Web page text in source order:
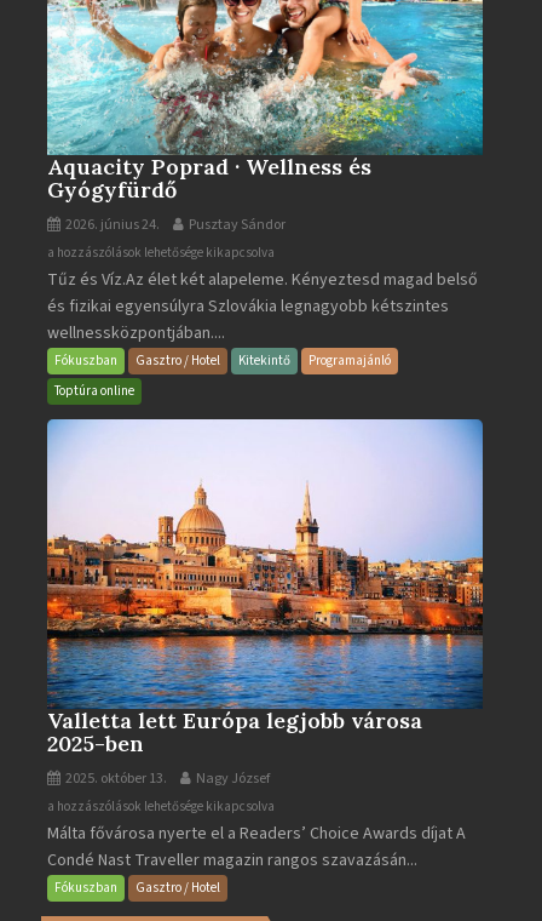
Aquacity Poprad · Wellness és
Gyógyfürdő
2026. június 24. Pusztay Sándor
Aquacity
Poprad
·
Wellness
és
Gyógyfürdő
a hozzászólások lehetősége kikapcsolva
Tűz és Víz.Az élet két alapeleme. Kényeztesd magad belső
és fizikai egyensúlyra Szlovákia legnagyobb kétszintes
wellnessközpontjában....
Fókuszban Gasztro / Hotel Kitekintő
Programajánló
Toptúra online
Valletta lett Európa legjobb városa
2025-ben
2025. október 13. Nagy József
Valletta
lett
Európa
legjobb
városa
a hozzászólások lehetősége kikapcsolva
Málta fővárosa nyerte el a Readers’ Choice Awards díjat A
Condé Nast Traveller magazin rangos szavazásán...
Fókuszban Gasztro / Hotel